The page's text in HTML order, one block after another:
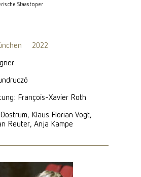
Staastoper
2022
François-Xavier Roth
Klaus Florian Vogt,
Reuter, Anja Kampe